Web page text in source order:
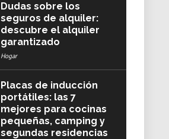
Dudas sobre los
seguros de alquiler:
descubre el alquiler
garantizado
Hogar
Placas de inducción
portátiles: las 7
mejores para cocinas
pequeñas, camping y
segundas residencias